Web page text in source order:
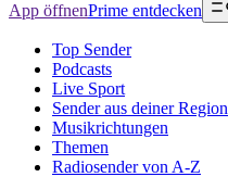
App öffnenPrime entdecken
Top Sender
Podcasts
Live Sport
Sender aus deiner Region
Musikrichtungen
Themen
Radiosender von A-Z